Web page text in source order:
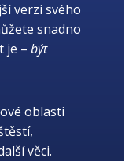
verzí svého
snadno
je – být
oblasti
věci.